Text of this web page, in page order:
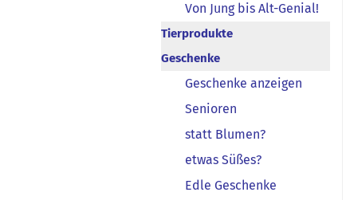
Von Jung bis Alt-Genial!
Tierprodukte
Geschenke
Geschenke anzeigen
Senioren
statt Blumen?
etwas Süßes?
Edle Geschenke